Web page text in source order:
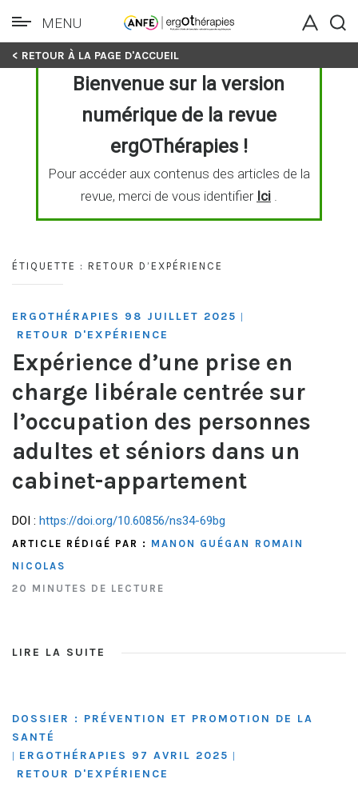
Skip
MENU
< RETOUR À LA PAGE D'ACCUEIL
Bienvenue sur la version
numérique de la revue
ergOThérapies !
Pour accéder aux contenus des articles de la
revue, merci de vous identifier Ici.
ÉTIQUETTE : RETOUR D’EXPÉRIENCE
ERGOTHÉRAPIES 98 JUILLET 2025 |
RETOUR D'EXPÉRIENCE
Expérience d’une prise en
charge libérale centrée sur
l’occupation des personnes
adultes et séniors dans un
cabinet-appartement
DOI : https://doi.org/10.60856/ns34-69bg
ARTICLE RÉDIGÉ PAR : MANON GUÉGAN
ROMAIN
NICOLAS
20 MINUTES DE LECTURE
LIRE LA SUITE
DOSSIER : PRÉVENTION ET PROMOTION DE LA
SANTÉ
ERGOTHÉRAPIES 97 AVRIL 2025
RETOUR D'EXPÉRIENCE